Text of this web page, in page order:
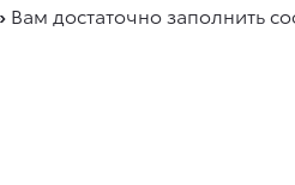
Вам достаточно заполнить